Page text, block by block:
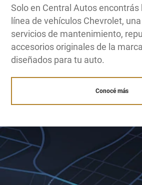
Solo en Central Autos
línea de vehículos Chevrolet,
servicios de mantenimiento,
accesorios originales de la
diseñados para tu auto.
Conocé más